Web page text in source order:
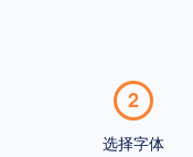
2
选择字体